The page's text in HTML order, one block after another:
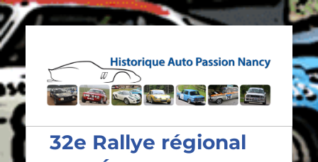
Historique Auto Passion
Nancy
32e Rallye régional